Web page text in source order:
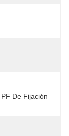
De Fijación